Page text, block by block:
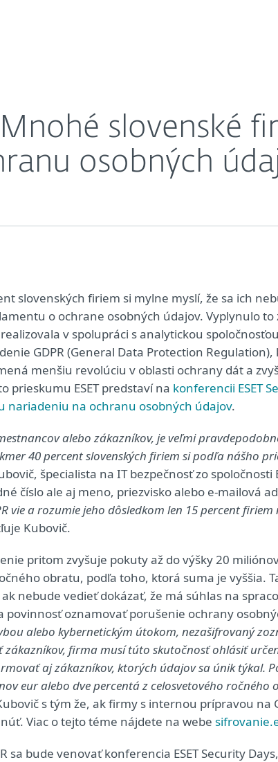
Mnohé slovenské
osobných
slovenských firiem si mylne myslí, že sa ich
o ochrane osobných údajov. Vyplynulo
realizovala v spolupráci s analytickou
GDPR (General Data Protection
menšiu revolúciu v oblasti ochrany dát a
prieskumu ESET predstaví na konferencii ESET
nariadeniu na ochranu osobných údajov.
alebo zákazníkov, je veľmi
40 percent slovenských firiem si podľa nášho
špecialista na IT bezpečnosť zo spoločnosti
číslo ale aj meno, priezvisko alebo e-mailová
vie a rozumie jeho dôsledkom len 15 percent firiem
Kubovič.
pritom zvyšuje pokuty až do výšky 20
obratu, podľa toho, ktorá suma je vyššia.
nebude vedieť dokázať, že má súhlas na
povinnosť oznamovať porušenie ochrany
alebo kybernetickým útokom, nezašifrovaný
zákazníkov, firma musí túto skutočnosť ohlásiť
aj zákazníkov, ktorých údajov sa únik týkal.
eur alebo dve percentá z celosvetového
s tým že, ak firmy s internou prípravou na
Viac o tejto téme nájdete na webe
sa bude venovať konferencia ESET Security